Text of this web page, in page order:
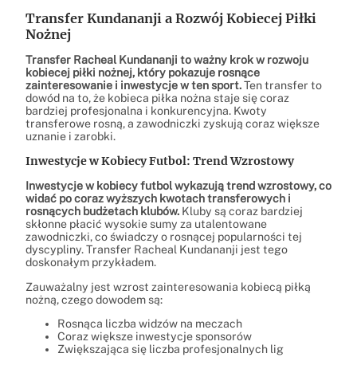
Transfer Kundananji a Rozwój Kobiecej Piłki
Nożnej
Transfer Racheal Kundananji to ważny krok w rozwoju
kobiecej piłki nożnej, który pokazuje rosnące
zainteresowanie i inwestycje w ten sport.Ten transfer to
dowód na to, że kobieca piłka nożna staje się coraz
bardziej profesjonalna i konkurencyjna. Kwoty
transferowe rosną, a zawodniczki zyskują coraz większe
uznanie i zarobki.
Inwestycje w Kobiecy Futbol: Trend Wzrostowy
Inwestycje w kobiecy futbol wykazują trend wzrostowy, co
widać po coraz wyższych kwotach transferowych i
rosnących budżetach klubów. Kluby są coraz bardziej
skłonne płacić wysokie sumy za utalentowane
zawodniczki, co świadczy o rosnącej popularności tej
dyscypliny. Transfer Racheal Kundananji jest tego
doskonałym przykładem.
Zauważalny jest wzrost zainteresowania kobiecą piłką
nożną, czego dowodem są:
Rosnąca liczba widzów na meczach
Coraz większe inwestycje sponsorów
Zwiększająca się liczba profesjonalnych lig